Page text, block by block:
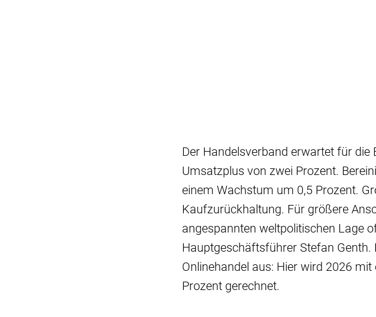
Der Handelsverband erwartet für
Umsatzplus von zwei Prozent.
einem Wachstum um 0,5 Prozent.
Kaufzurückhaltung. Für größere
angespannten weltpolitischen Lage
Hauptgeschäftsführer Stefan
Onlinehandel aus: Hier wird 2026
Prozent gerechnet.